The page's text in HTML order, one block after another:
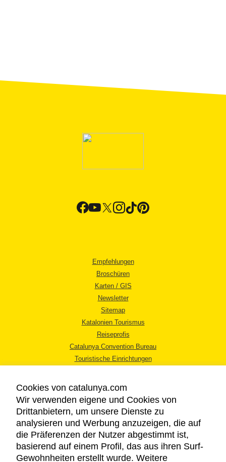
Empfehlungen
Broschüren
Karten / GIS
Newsletter
Sitemap
Katalonien Tourismus
Reiseprofis
Catalunya Convention Bureau
Touristische Einrichtungen
RECHTLICHER HINWEIS
DATENSCHUTZICHTLINIE
Cookies von catalunya.com
Wir verwenden eigene und Cookies von
Drittanbietern, um unsere Dienste zu
analysieren und Werbung anzuzeigen, die auf
die Präferenzen der Nutzer abgestimmt ist,
basierend auf einem Profil, das aus ihren Surf-
Gewohnheiten erstellt wurde. Weitere